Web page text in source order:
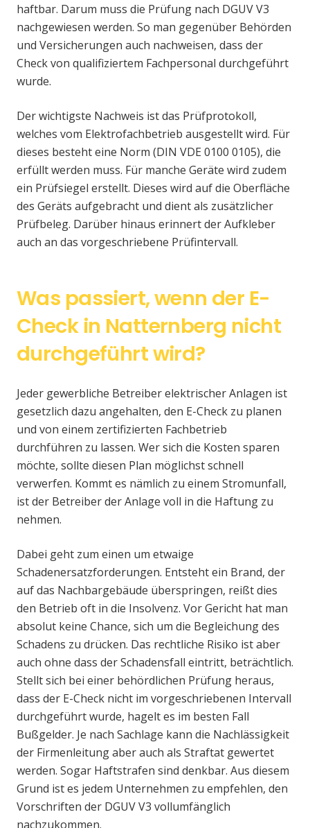
haftbar. Darum muss die Prüfung nach DGUV V3
nachgewiesen werden. So man gegenüber Behörden
und Versicherungen auch nachweisen, dass der
Check von qualifiziertem Fachpersonal durchgeführt
wurde.
Der wichtigste Nachweis ist das Prüfprotokoll,
welches vom Elektrofachbetrieb ausgestellt wird. Für
dieses besteht eine Norm (DIN VDE 0100 0105), die
erfüllt werden muss. Für manche Geräte wird zudem
ein Prüfsiegel erstellt. Dieses wird auf die Oberfläche
des Geräts aufgebracht und dient als zusätzlicher
Prüfbeleg. Darüber hinaus erinnert der Aufkleber
auch an das vorgeschriebene Prüfintervall.
Was passiert, wenn der E-
Check in Natternberg nicht
durchgeführt wird?
Jeder gewerbliche Betreiber elektrischer Anlagen ist
gesetzlich dazu angehalten, den E-Check zu planen
und von einem zertifizierten Fachbetrieb
durchführen zu lassen. Wer sich die Kosten sparen
möchte, sollte diesen Plan möglichst schnell
verwerfen. Kommt es nämlich zu einem Stromunfall,
ist der Betreiber der Anlage voll in die Haftung zu
nehmen.
Dabei geht zum einen um etwaige
Schadenersatzforderungen. Entsteht ein Brand, der
auf das Nachbargebäude überspringen, reißt dies
den Betrieb oft in die Insolvenz. Vor Gericht hat man
absolut keine Chance, sich um die Begleichung des
Schadens zu drücken. Das rechtliche Risiko ist aber
auch ohne dass der Schadensfall eintritt, beträchtlich.
Stellt sich bei einer behördlichen Prüfung heraus,
dass der E-Check nicht im vorgeschriebenen Intervall
durchgeführt wurde, hagelt es im besten Fall
Bußgelder. Je nach Sachlage kann die Nachlässigkeit
der Firmenleitung aber auch als Straftat gewertet
werden. Sogar Haftstrafen sind denkbar. Aus diesem
Grund ist es jedem Unternehmen zu empfehlen, den
Vorschriften der DGUV V3 vollumfänglich
nachzukommen.